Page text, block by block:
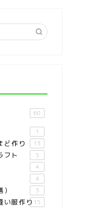
60
1
ど作り 13
フト 5
4
4
3
い服作り 15